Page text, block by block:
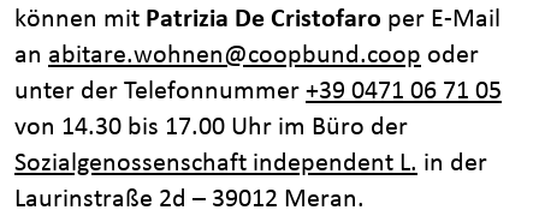
können mit Patrizia De Cristofaro per E-Mail
an abitare.wohnen@coopbund.coop oder
unter der Telefonnummer +39 0471 06 71 05
von 14.30 bis 17.00 Uhr im Büro der
Sozialgenossenschaft independent L. in der
Laurinstraße 2d – 39012 Meran.